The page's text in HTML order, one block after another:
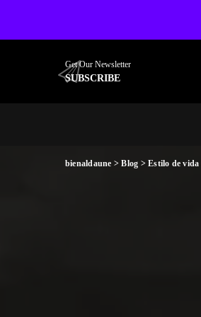
Get Our Newsletter
SUBSCRIBE
bienaldaune >Blog >Estilo de vida